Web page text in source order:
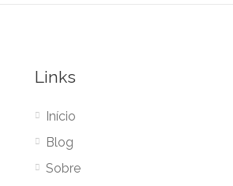
Links
Início
Blog
Sobre